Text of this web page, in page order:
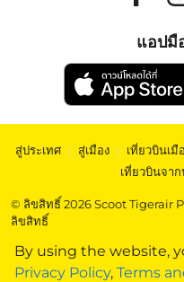
By using the website,
Privacy Policy, Terms
แอปมื
สู่ประเทศ | สู่เมือง | เที่ยวบินเมื
เที่ยวบินจาก
© ลิขสิทธิ์ 2026 Scoot Tigerair
ลิขสิทธิ์